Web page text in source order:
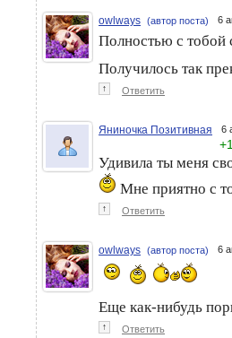
owlways (автор поста) 6
Полностью с тобой
Получилось так
↑ Ответить
Яниночка Позитивная 6
+1
Удивила ты меня
Мне приятно с
↑ Ответить
owlways (автор поста) 6
Еще как-нибудь
↑ Ответить